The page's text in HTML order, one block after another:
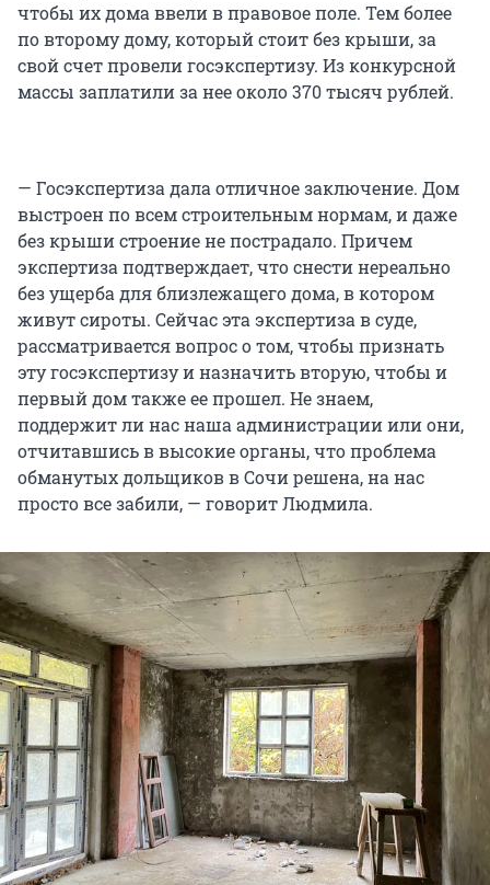
чтобы их дома ввели в правовое поле. Тем более
по второму дому, который стоит без крыши, за
свой счет провели госэкспертизу. Из конкурсной
массы заплатили за нее около 370 тысяч рублей.
— Госэкспертиза дала отличное заключение. Дом
выстроен по всем строительным нормам, и даже
без крыши строение не пострадало. Причем
экспертиза подтверждает, что снести нереально
без ущерба для близлежащего дома, в котором
живут сироты. Сейчас эта экспертиза в суде,
рассматривается вопрос о том, чтобы признать
эту госэкспертизу и назначить вторую, чтобы и
первый дом также ее прошел. Не знаем,
поддержит ли нас наша администрации или они,
отчитавшись в высокие органы, что проблема
обманутых дольщиков в Сочи решена, на нас
просто все забили, — говорит Людмила.